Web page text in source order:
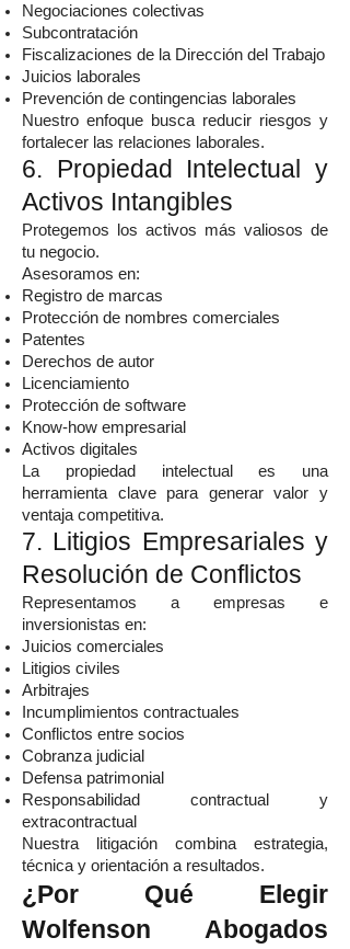
Negociaciones colectivas
Subcontratación
Fiscalizaciones de la Dirección del Trabajo
Juicios laborales
Prevención de contingencias laborales
Nuestro enfoque busca reducir riesgos y
fortalecer las relaciones laborales.
6. Propiedad Intelectual y
Activos Intangibles
Protegemos los activos más valiosos de
tu negocio.
Asesoramos en:
Registro de marcas
Protección de nombres comerciales
Patentes
Derechos de autor
Licenciamiento
Protección de software
Know-how empresarial
Activos digitales
La propiedad intelectual es una
herramienta clave para generar valor y
ventaja competitiva.
7. Litigios Empresariales y
Resolución de Conflictos
Representamos a empresas e
inversionistas en:
Juicios comerciales
Litigios civiles
Arbitrajes
Incumplimientos contractuales
Conflictos entre socios
Cobranza judicial
Defensa patrimonial
Responsabilidad contractual y
extracontractual
Nuestra litigación combina estrategia,
técnica y orientación a resultados.
¿Por Qué Elegir
Wolfenson Abogados